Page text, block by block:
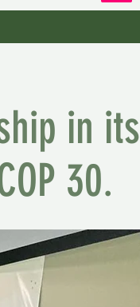
in its
30.